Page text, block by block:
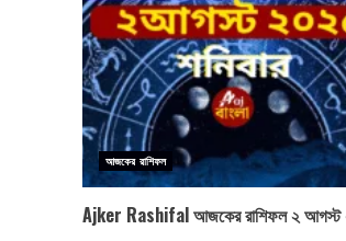
আজকের রাশিফল
Ajker Rashifal আজকের রাশিফল ২ আগস্ট